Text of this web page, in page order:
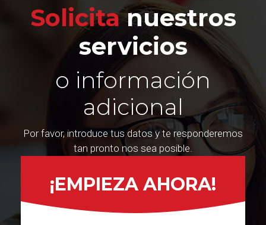
Solicitanuestros
servicios
o información
adicional
Por favor, introduce tus datos y te responderemos
tan pronto nos sea posible.
¡EMPIEZA AHORA!